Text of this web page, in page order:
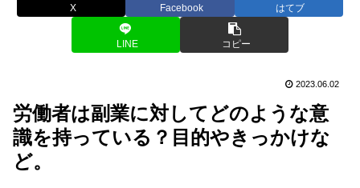
X Facebook はてブ
LINE コピー
2023.06.02
労働者は副業に対してどのような意
識を持っている？目的やきっかけな
ど。